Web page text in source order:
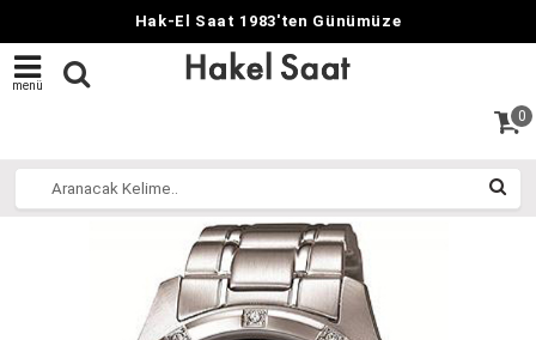
Hak-El Saat 1983'ten Günümüze
menü
0